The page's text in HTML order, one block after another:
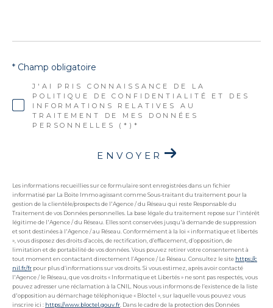
J'AI PRIS CONNAISSANCE DE LA
POLITIQUE DE CONFIDENTIALITÉ ET DES
INFORMATIONS RELATIVES AU
TRAITEMENT DE MES DONNÉES
PERSONNELLES (*)*
* Champ obligatoire
ENVOYER
Les informations recueillies sur ce formulaire sont enregistrées dans un fichier
informatisé par La Boite Immo agissant comme Sous-traitant du traitement pour la
gestion de la clientèle/prospects de l'Agence / du Réseau qui reste Responsable du
Traitement de vos Données personnelles. La base légale du traitement repose sur l'intérêt
légitime de l'Agence / du Réseau. Elles sont conservées jusqu'à demande de suppression
et sont destinées à l'Agence / au Réseau. Conformément à la loi « informatique et libertés
», vous disposez des droits d’accès, de rectification, d’effacement, d’opposition, de
limitation et de portabilité de vos données. Vous pouvez retirer votre consentement à
tout moment en contactant directement l’Agence / Le Réseau. Consultez le site https://c
nil.fr/fr pour plus d’informations sur vos droits. Si vous estimez, après avoir contacté
l'Agence / le Réseau, que vos droits « Informatique et Libertés » ne sont pas respectés, vous
pouvez adresser une réclamation à la CNIL. Nous vous informons de l’existence de la liste
d'opposition au démarchage téléphonique « Bloctel », sur laquelle vous pouvez vous
inscrire ici : https://www.bloctel.gouv.fr . Dans le cadre de la protection des Données